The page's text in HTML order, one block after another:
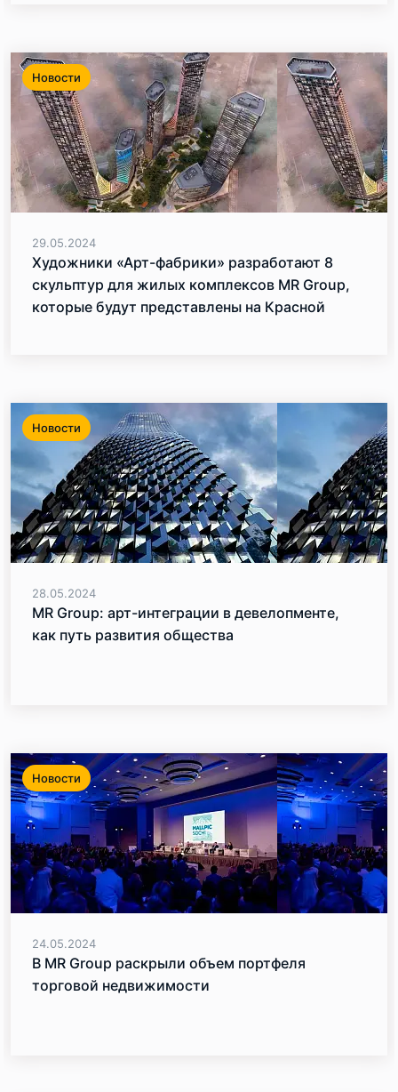
Новости
29.05.2024
Художники «Арт-фабрики» разработают 8
скульптур для жилых комплексов MR Group,
которые будут представлены на Красной
Новости
28.05.2024
MR Group: арт-интеграции в девелопменте,
как путь развития общества
Новости
24.05.2024
В MR Group раскрыли объем портфеля
торговой недвижимости